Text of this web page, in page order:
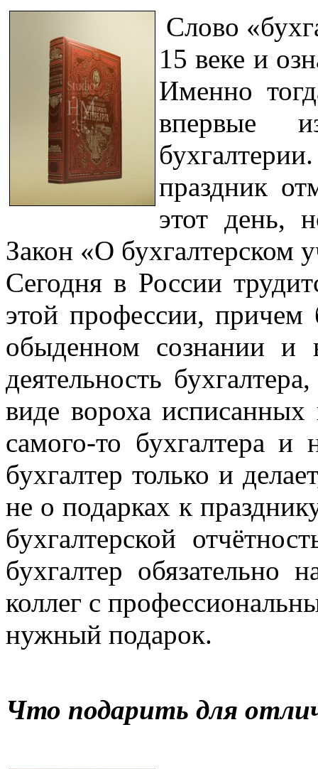
Слово
15 веке и
Именно
впервые
праздник
этот день,
Закон «О бухгалтерском
Сегодня в России
этой профессии,
обыденном сознании и
деятельность
виде вороха исписанных
самого-то бухгалтера
бухгалтер только и
не о подарках к
бухгалтерской
бухгалтер обязательно
коллег с
нужный подарок.
Что подарить для